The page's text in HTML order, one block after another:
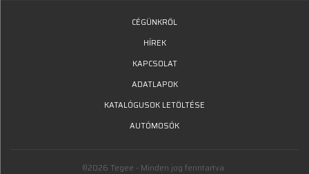
CÉGÜNKRŐL
HÍREK
KAPCSOLAT
ADATLAPOK
KATALÓGUSOK LETÖLTÉSE
AUTÓMOSÓK
©2026 Tegee - Minden jog fenntartva